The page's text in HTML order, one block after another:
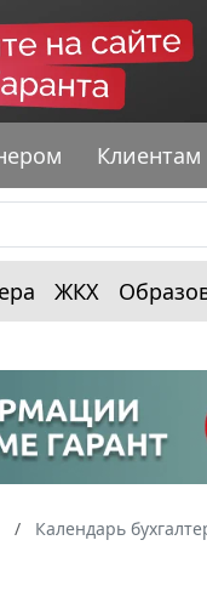
Клиентам
ЖКХ
Календарь